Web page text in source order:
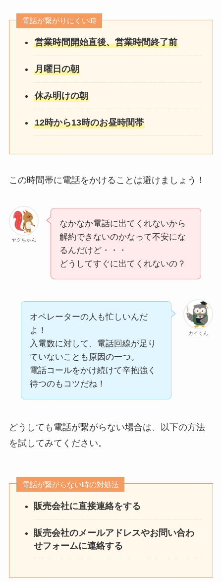
電話が繋がりにくい時
営業時間開始直後、営業時間終了前
月曜日の朝
休み明けの朝
12時から13時のお昼時間帯
この時間帯に電話をかけることは避けましょう！
ヤクちゃん
なかなか電話に出てくれないから
解約できないのかなって不安にな
るんだけど・・・
どうしてすぐに出てくれないの？
カイくん
オペレーターの人も忙しいんだ
よ！
入電数に対して、電話回線が足り
ていないことも原因の一つ。
電話コールをかけ続けて辛抱強く
待つのもコツだね！
どうしても電話が繋がらない場合は、以下の方法
を試してみてください。
電話が繋がらない時の対処法
販売会社に直接連絡をする
販売会社のメールアドレスやお問い合わ
せフォームに連絡する